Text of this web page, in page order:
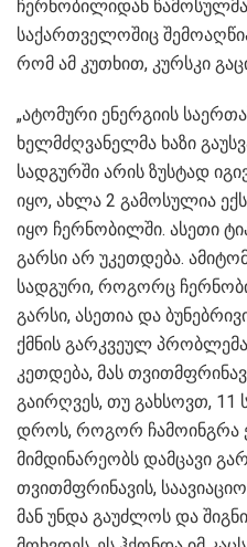
ჩერნობილიდან
საქართველოშიც
რომ ამ კუთხით, კურსკი
„ატომური ენერგიის
ხელმძღვანელმა ხაზი
სადგურში არის ზუსტად
იყო, ახლა 2 გამოსულია
იყო ჩერნობილში. ასეთი
გარსი არ უკეთდება.
სადგური, როგორც
გარსი, ასეთია და
ქმნის გარკვეულ
კეთდება, მას
გაირღვეს, თუ გახსოვთ, 11
დროს, როგორ ჩამოინგრა
მიმდინარეობს დამცავი
თვითმფრინავის,
მან უნდა გაუძლოს და